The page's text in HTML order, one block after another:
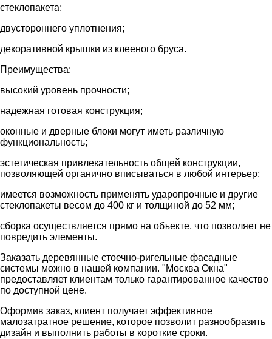
стеклопакета;
двустороннего уплотнения;
декоративной крышки из клееного бруса.
Преимущества:
высокий уровень прочности;
надежная готовая конструкция;
оконные и дверные блоки могут иметь различную
функциональность;
эстетическая привлекательность общей конструкции,
позволяющей органично вписываться в любой интерьер;
имеется возможность применять ударопрочные и другие
стеклопакеты весом до 400 кг и толщиной до 52 мм;
сборка осуществляется прямо на объекте, что позволяет не
повредить элементы.
Заказать деревянные стоечно-ригельные фасадные
системы можно в нашей компании. "Москва Окна"
предоставляет клиентам только гарантированное качество
по доступной цене.
Оформив заказ, клиент получает эффективное
малозатратное решение, которое позволит разнообразить
дизайн и выполнить работы в короткие сроки.